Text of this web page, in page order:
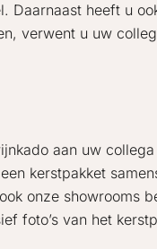
Daarnaast heeft u
verwent u uw
aan uw
kerstpakket
onze showrooms
foto’s van het